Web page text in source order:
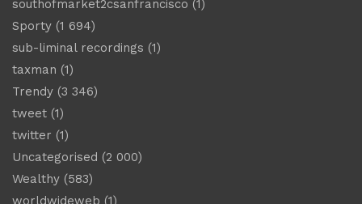
southofmarket2csanfrancisco (1)
Sporty (1 694)
sub-liminal recordings (1)
taxman (1)
Trendy (3 346)
tweet (1)
twitter (1)
Uncategorised (2 000)
Wealthy (583)
worldwideweb (1)